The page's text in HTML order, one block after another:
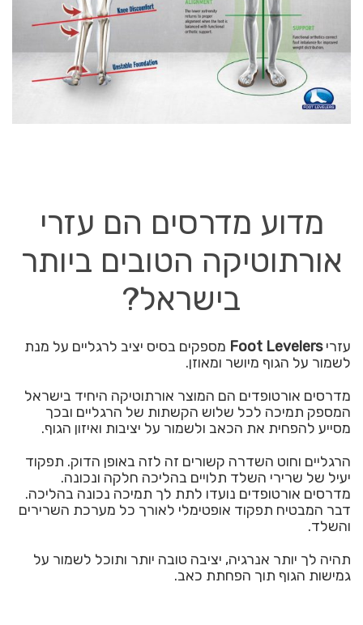
מדוע מדרסים הם עזרי
אורתוטיקה הטובים ביותר
בישראל?
עזריFoot Levelers מספקים בסיס יציב לרגליים על מנת
לשמור על הגוף מיושר ומאוזן.
מדרסים אורטופדים הם המוצר אורתוטיקה היחיד בישראל
המספק תמיכה לכל שלוש הקשתות של הרגליים ובכך
מסייע להפחית את הכאב ולשמור על יציבות ואיזון הגוף.
הרגליים וחוט השדרה קשורים זה לזה באופן הדוק. תפקוד
יעיל של שרירי השלד תלויים בהליכה חלקה ונכונה.
מדרסים אורטופדים נועדו לתת לך תמיכה נכונה בהליכה.
דבר המבטיח תפקוד אופטימלי לאורך כל מערכת השרירים
והשלד.
תהיה לך יותר אנרגיה, יציבה טובה יותר ותוכל לשמור על
גמישות הגוף תוך הפחתת כאב.